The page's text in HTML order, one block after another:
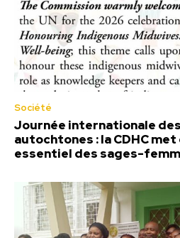
Société
Journée internationale
autochtones : la CDHC
essentiel des sages-